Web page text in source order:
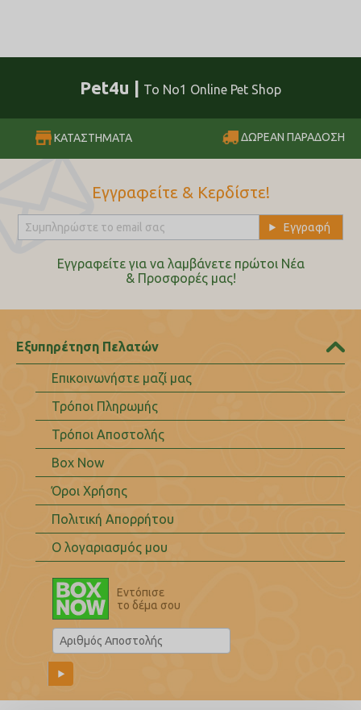
Pet4u | Το No1 Online Pet Shop
ΚΑΤΑΣΤΗΜΑΤΑ ΔΩΡΕΑΝ ΠΑΡΑΔΟΣΗ
Εγγραφείτε & Κερδίστε!
Εγγραφείτε για να λαμβάνετε πρώτοι Nέα
& Προσφορές μας!
Εξυπηρέτηση Πελατών
Επικοινωνήστε μαζί μας
Τρόποι Πληρωμής
Τρόποι Αποστολής
Box Now
Όροι Χρήσης
Πολιτική Απορρήτου
Ο λογαριασμός μου
Εντόπισε
το δέμα σου